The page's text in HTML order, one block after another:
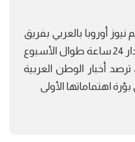
أوروبا بالعربي بفريق
عمل يسعى جاهداً على مدار 24 ساعة طوال الأسبوع
ترصد أخبار الوطن العربية
اهتماماتها الأولى